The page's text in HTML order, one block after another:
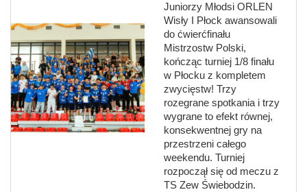
Juniorzy Młodsi ORLEN
Wisły I Płock awansowali
do ćwierćfinału
Mistrzostw Polski,
kończąc turniej 1/8 finału
w Płocku z kompletem
zwycięstw! Trzy
rozegrane spotkania i trzy
wygrane to efekt równej,
konsekwentnej gry na
przestrzeni całego
weekendu. Turniej
rozpoczął się od meczu z
TS Zew Świebodzin.